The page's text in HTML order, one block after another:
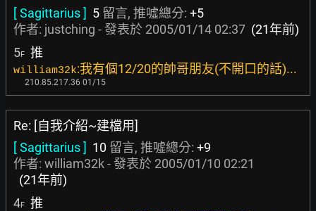
[ Sagittarius ] 5 留言, 推噓總分: +5
作者: justching - 發表於 2005/01/14 02:37 (21年前)
5F 推
william32k:我有個12/20的帥哥朋友(不開口的話)...
210.85.217.36 01/15
Re: [自我介紹~建檔用]
[ Sagittarius ] 10 留言, 推噓總分: +9
作者: william32k - 發表於 2005/01/10 02:21
(21年前)
4F 推